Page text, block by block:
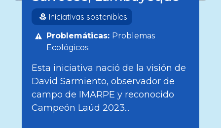
Iniciativas sostenibles
Problemáticas: Problemas
Ecológicos
Esta iniciativa nació de la visión de
David Sarmiento, observador de
campo de IMARPE y reconocido
Campeón Laúd 2023...